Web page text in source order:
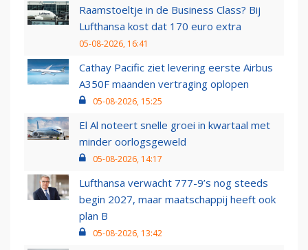
Raamstoeltje in de Business Class? Bij
Lufthansa kost dat 170 euro extra
05-08-2026, 16:41
Cathay Pacific ziet levering eerste Airbus
A350F maanden vertraging oplopen
05-08-2026, 15:25
El Al noteert snelle groei in kwartaal met
minder oorlogsgeweld
05-08-2026, 14:17
Lufthansa verwacht 777-9’s nog steeds
begin 2027, maar maatschappij heeft ook
plan B
05-08-2026, 13:42